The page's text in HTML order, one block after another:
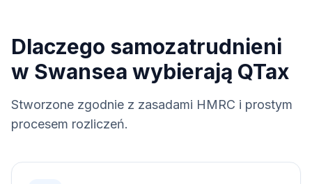
Dlaczego samozatrudnieni
w Swansea wybierają QTax
Stworzone zgodnie z zasadami HMRC i prostym
procesem rozliczeń.